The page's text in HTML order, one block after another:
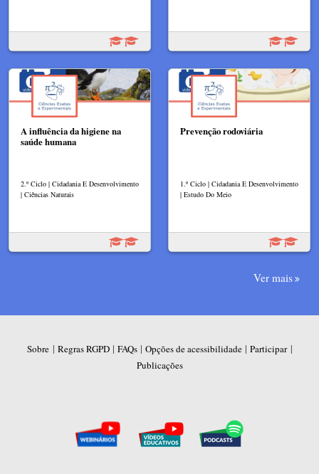
A influência da higiene na
saúde humana
2.º Ciclo | Cidadania E Desenvolvimento
| Ciências Naturais
Prevenção rodoviária
1.º Ciclo | Cidadania E Desenvolvimento
| Estudo Do Meio
Ver mais
Sobre | Regras RGPD| FAQs| Opções de acessibilidade| Participar|
Publicações